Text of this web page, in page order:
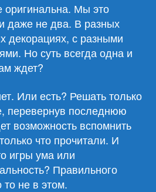
оригинальна. Мы это
даже не два. В разных
декорациях, с разными
Но суть всегда одна и
ждет?
Или есть? Решать только
перевернув последнюю
возможность вспомнить
что прочитали. И
игры ума или
Правильного
то не в этом.